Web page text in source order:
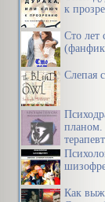
к
Сто лет
Слепая
планом.
Как